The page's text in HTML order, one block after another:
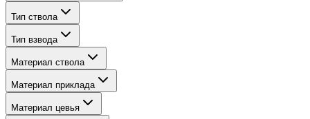
Тип ствола
Тип взвода
Материал ствола
Материал приклада
Материал цевья